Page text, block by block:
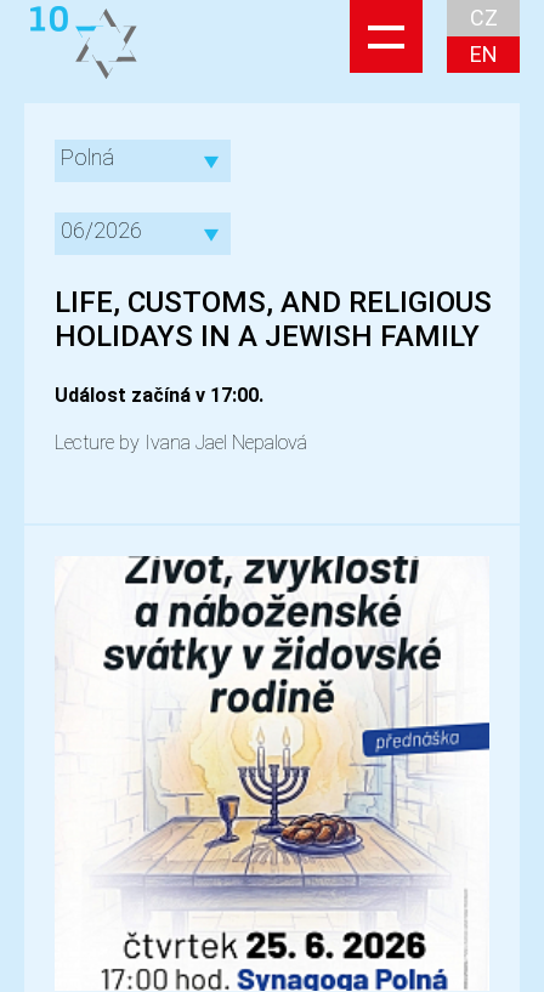
CZ
EN
Polná
06/2026
LIFE, CUSTOMS, AND RELIGIOUS
HOLIDAYS IN A JEWISH FAMILY
Událost začíná v 17:00.
Lecture by Ivana Jael Nepalová